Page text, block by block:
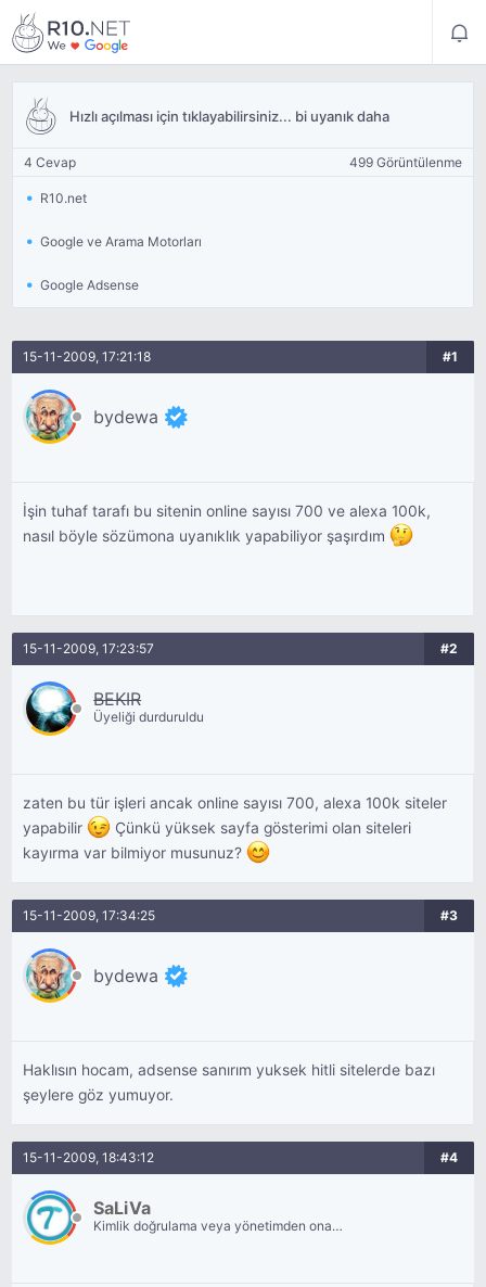
Hızlı açılması için tıklayabilirsiniz... bi uyanık daha
4 Cevap 499 Görüntülenme
R10.net
Google ve Arama Motorları
Google Adsense
15-11-2009, 17:21:18 #1
bydewa
İşin tuhaf tarafı bu sitenin online sayısı 700 ve alexa 100k,
nasıl böyle sözümona uyanıklık yapabiliyor şaşırdım
15-11-2009, 17:23:57 #2
BEKIR
Üyeliği durduruldu
zaten bu tür işleri ancak online sayısı 700, alexa 100k siteler
yapabilir
Çünkü yüksek sayfa gösterimi olan siteleri
kayırma var bilmiyor musunuz?
15-11-2009, 17:34:25 #3
bydewa
Haklısın hocam, adsense sanırım yuksek hitli sitelerde bazı
şeylere göz yumuyor.
15-11-2009, 18:43:12 #4
SaLiVa
Kimlik doğrulama veya yönetimden onay